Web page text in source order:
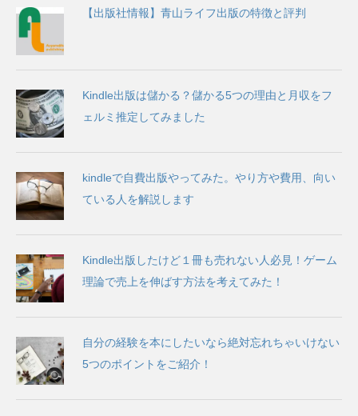
【出版社情報】青山ライフ出版の特徴と評判
Kindle出版は儲かる？儲かる5つの理由と月収をフ
ェルミ推定してみました
kindleで自費出版やってみた。やり方や費用、向い
ている人を解説します
Kindle出版したけど１冊も売れない人必見！ゲーム
理論で売上を伸ばす方法を考えてみた！
自分の経験を本にしたいなら絶対忘れちゃいけない
5つのポイントをご紹介！